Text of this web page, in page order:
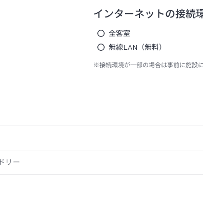
インターネットの接続
全客室
無線LAN（無料）
※接続環境が一部の場合は事前に施設
リー